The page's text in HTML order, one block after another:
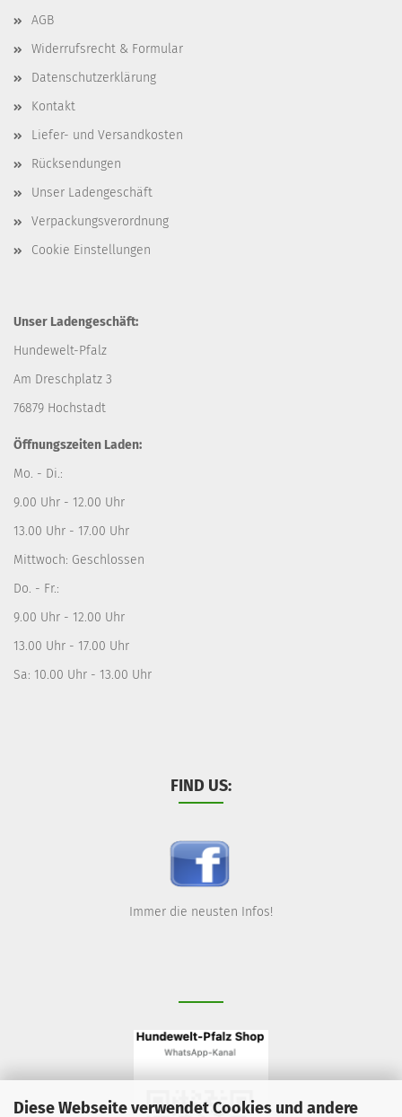
Diese Webseite verwendet Cookies und andere
AGB
Widerrufsrecht & Formular
Datenschutzerklärung
Kontakt
Liefer- und Versandkosten
Rücksendungen
Unser Ladengeschäft
Verpackungsverordnung
Cookie Einstellungen
Unser Ladengeschäft:
Hundewelt-Pfalz
Am Dreschplatz 3
76879 Hochstadt
Öffnungszeiten Laden:
Mo. - Di.:
9.00 Uhr - 12.00 Uhr
13.00 Uhr - 17.00 Uhr
Mittwoch: Geschlossen
Do. - Fr.:
9.00 Uhr - 12.00 Uhr
13.00 Uhr - 17.00 Uhr
Sa: 10.00 Uhr - 13.00 Uhr
FIND US:
Immer die neusten Infos!